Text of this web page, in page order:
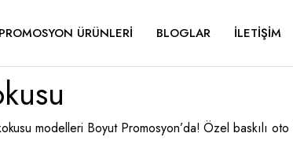
PROMOSYON ÜRÜNLERI BLOGLAR İLETIŞIM
modelleri Boyut Promosyon’da! Özel baskılı